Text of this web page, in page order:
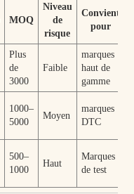
MOQ
Niveau
de
risque
Convient
pour
Plus
de
3000
Faible
marques
haut de
gamme
1000–
5000
Moyen
marques
DTC
500–
1000
Haut
Marques
de test